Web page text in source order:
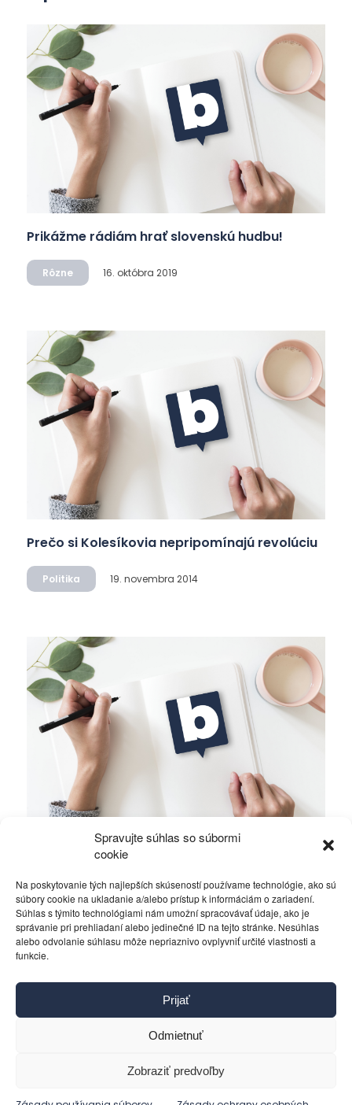
Spravujte súhlas so súbormi
cookie
Na poskytovanie tých najlepších skúseností používame technológie, ako sú
súbory cookie na ukladanie a/alebo prístup k informáciám o zariadení.
Súhlas s týmito technológiami nám umožní spracovávať údaje, ako je
správanie pri prehliadaní alebo jedinečné ID na tejto stránke. Nesúhlas
alebo odvolanie súhlasu môže nepriaznivo ovplyvniť určité vlastnosti a
funkcie.
Prijať
Odmietnuť
Zobraziť predvoľby
Prikážme rádiám hrať slovenskú hudbu!
Rôzne 16. októbra 2019
Prečo si Kolesíkovia nepripomínajú revolúciu
Politika 19. novembra 2014
Pavol Frešo zničil SDKÚ-DS, odstúp!
Politika 27. septembra 2014
Kontakt
Pravidlá používania
Ochrana osobných údajov